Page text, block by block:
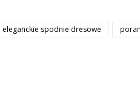
eleganckie spodnie dresowe